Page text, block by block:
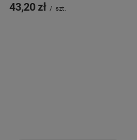
43,20 zł / szt.